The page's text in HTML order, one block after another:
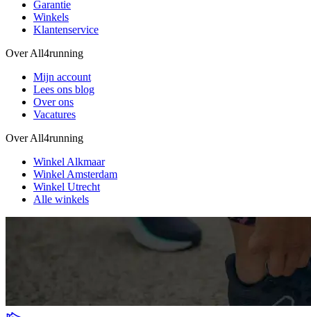
Garantie
Winkels
Klantenservice
Over All4running
Mijn account
Lees ons blog
Over ons
Vacatures
Over All4running
Winkel Alkmaar
Winkel Amsterdam
Winkel Utrecht
Alle winkels